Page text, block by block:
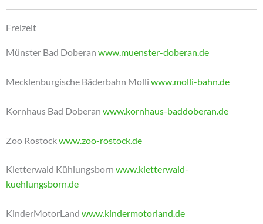
Freizeit
Münster Bad Doberan www.muenster-doberan.de
Mecklenburgische Bäderbahn Molli www.molli-bahn.de
Kornhaus Bad Doberan www.kornhaus-baddoberan.de
Zoo Rostockwww.zoo-rostock.de
Kletterwald Kühlungsborn www.kletterwald-
kuehlungsborn.de
KinderMotorLand www.kindermotorland.de